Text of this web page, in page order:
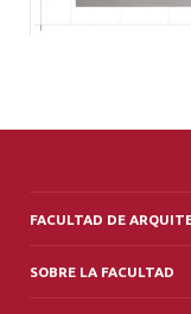
FACULTAD DE
SOBRE LA FACULTAD